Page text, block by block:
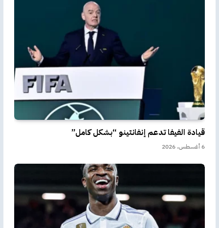
قيادة الفيفا تدعم إنفانتينو “بشكل كامل”
6 أغسطس، 2026